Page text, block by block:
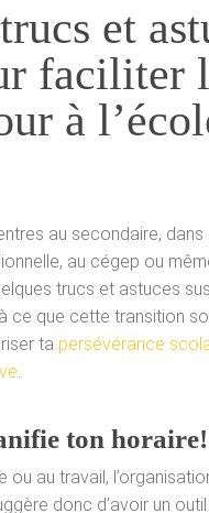
et employeurs
et
faciliter
à
au secondaire,
au cégep ou
trucs et astuces
ce que cette transition
ta persévérance
ton horaire!
ou au travail,
donc d’avoir un